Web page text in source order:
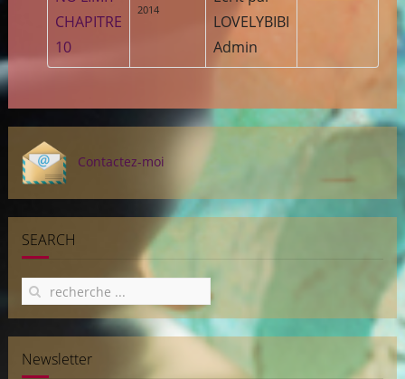
CHAPITRE
10
2014
LOVELYBIBI
Admin
Contactez-moi
SEARCH
Newsletter